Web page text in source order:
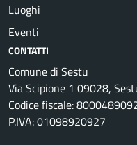
Luoghi
Eventi
CONTATTI
Comune di Sestu
Via Scipione 1 09028,
Codice fiscale:
P.IVA: 01098920927